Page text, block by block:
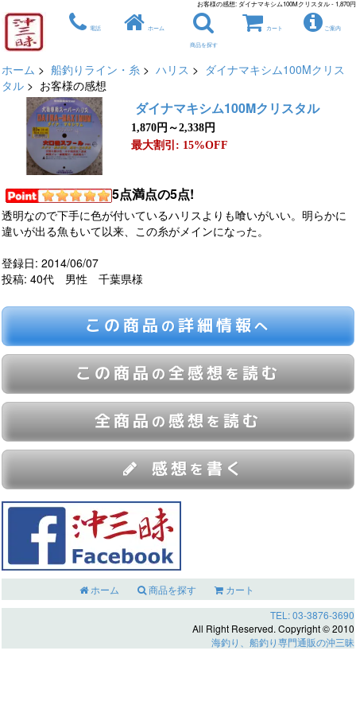
お客様の感想: ダイナマキシム100Mクリスタル - 1,870円
電話 ホーム
商品を探す
カート ご案内
ホーム > 船釣りライン・糸 > ハリス > ダイナマキシム100Mクリス
タル > お客様の感想
ダイナマキシム100Mクリスタル
1,870円～2,338円
最大割引: 15%OFF
5点満点の5点!
透明なので下手に色が付いているハリスよりも喰いがいい。明らかに
違いが出る魚もいて以来、この糸がメインになった。
登録日: 2014/06/07
投稿: 40代 男性 千葉県様
この商品の詳細情報へ
この商品の全感想を 読む
全商品の感想を 読む
感想を 書く
ホーム 商品を探す
カート
TEL: 03-3876-3690
All Right Reserved. Copyright © 2010
海釣り、船釣り専門通販の沖三昧